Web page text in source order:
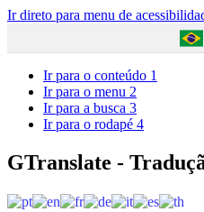
Ir direto para menu de
Ir para o conteúdo 1
Ir para o menu 2
Ir para a busca 3
Ir para o rodapé 4
GTranslate -